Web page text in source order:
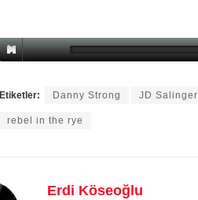
Etiketler: Danny Strong JD Salinger
rebel in the rye
Erdi Köseoğlu